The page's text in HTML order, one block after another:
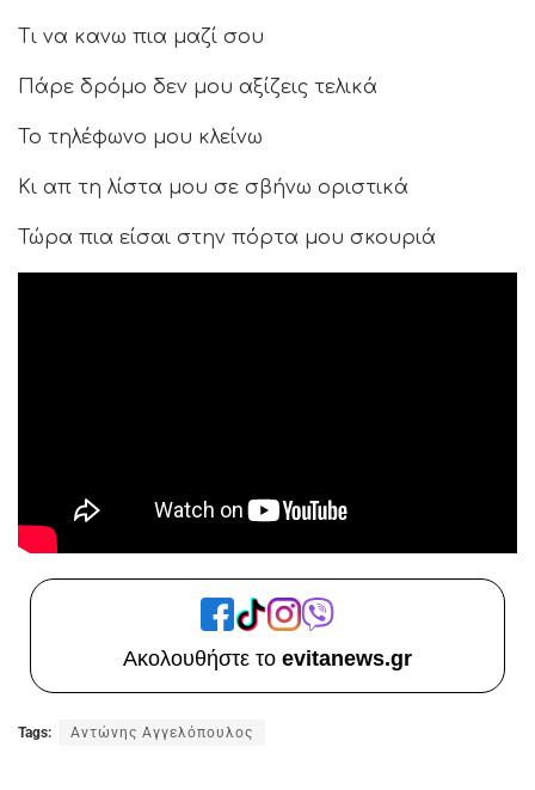
Τι να κανω πια μαζί σου
Πάρε δρόμο δεν μου αξίζεις τελικά
Το τηλέφωνο μου κλείνω
Κι απ τη λίστα μου σε σβήνω οριστικά
Τώρα πια είσαι στην πόρτα μου σκουριά
Ακολουθήστε το evitanews.gr
Tags: Αντώνης Αγγελόπουλος